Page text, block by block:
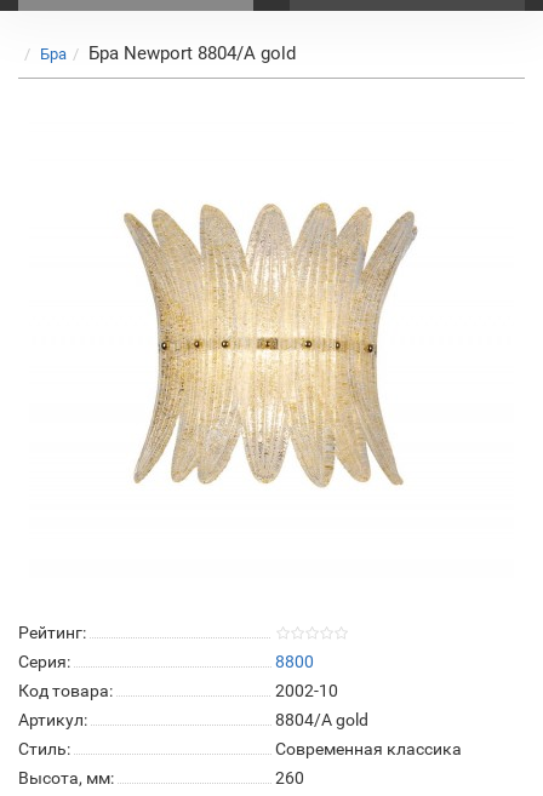
Бра Бра Newport 8804/A gold
Рейтинг:
Серия:
8800
Код товара:
2002-10
Артикул:
8804/A gold
Стиль:
Современная классика
Высота, мм:
260